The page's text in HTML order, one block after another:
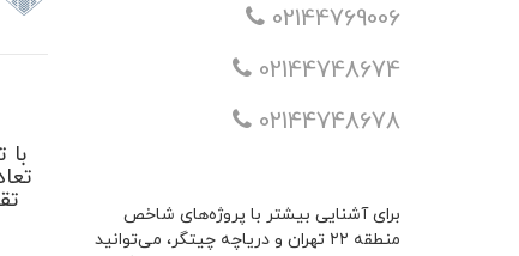
02144769006
02144748674
02144748678
برای آشنایی بیشتر با پروژه‌های شاخص
منطقه ۲۲ تهران و دریاچه چیتگر، می‌توانید